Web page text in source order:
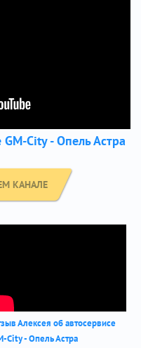
City - Опель Астра
КАНАЛЕ
Алексея об автосервисе
City - Опель Астра